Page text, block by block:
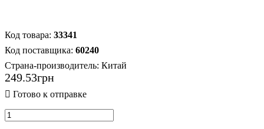
33341
60240
Страна-производитель: Китай
249.53грн